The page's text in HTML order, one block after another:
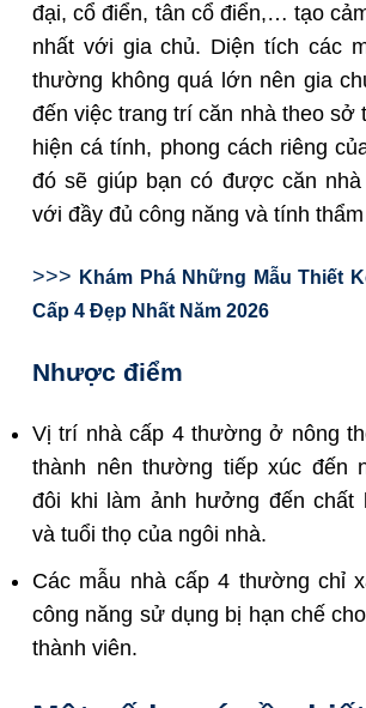
đại, cổ điển, tân cổ điển,… tạo
nhất với gia chủ. Diện tích các
thường không quá lớn nên gia
đến việc trang trí căn nhà theo sở
hiện cá tính, phong cách riêng
đó sẽ giúp bạn có được căn
với đầy đủ công năng và tính
>>> Khám Phá Những Mẫu Thiết
Cấp 4 Đẹp Nhất Năm 2026
Nhược điểm
Vị trí nhà cấp 4 thường ở nông
thành nên thường tiếp xúc đến
đôi khi làm ảnh hưởng đến chất
và tuổi thọ của ngôi nhà.
Các mẫu nhà cấp 4 thường chỉ
công năng sử dụng bị hạn chế
thành viên.